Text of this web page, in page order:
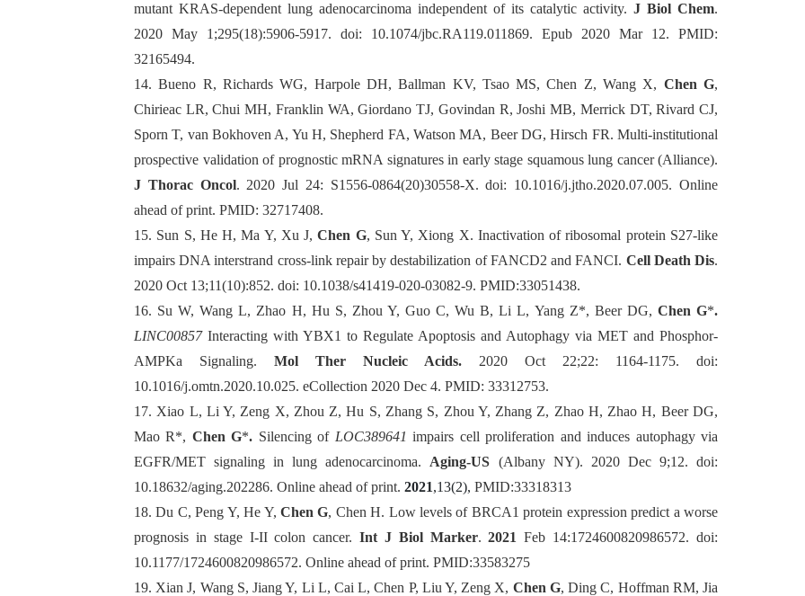
mutant KRAS-dependent lung adenocarcinoma independent of its catalytic activity. J Biol Chem.
2020 May 1;295(18):5906-5917. doi: 10.1074/jbc.RA119.011869. Epub 2020 Mar 12. PMID:
32165494.
14.Bueno R, Richards WG, Harpole DH, Ballman KV, Tsao MS, Chen Z, Wang X, Chen G,
Chirieac LR, Chui MH, Franklin WA, Giordano TJ, Govindan R, Joshi MB, Merrick DT, Rivard CJ,
Sporn T, van Bokhoven A, Yu H, Shepherd FA, Watson MA, Beer DG, Hirsch FR. Multi-institutional
prospective validation of prognostic mRNA signatures in early stage squamous lung cancer (Alliance).
J Thorac Oncol. 2020 Jul 24: S1556-0864(20)30558-X. doi: 10.1016/j.jtho.2020.07.005. Online
ahead of print. PMID: 32717408.
15. Sun S, He H, Ma Y, Xu J, Chen G, Sun Y, Xiong X. Inactivation of ribosomal protein S27-like
impairs DNA interstrand cross-link repair by destabilization of FANCD2 and FANCI. Cell Death Dis.
2020 Oct 13;11(10):852. doi: 10.1038/s41419-020-03082-9. PMID:33051438.
16. Su W, Wang L, Zhao H, Hu S, Zhou Y, Guo C, Wu B, Li L, Yang Z*, Beer DG, Chen G*.
LINC00857Interacting with YBX1 to Regulate Apoptosis and Autophagy via MET and Phosphor-
AMPKa Signaling. Mol Ther Nucleic Acids.
2020 Oct 22;22: 1164-1175. doi:
10.1016/j.omtn.2020.10.025. eCollection 2020 Dec 4. PMID: 33312753.
17. Xiao L, Li Y, Zeng X, Zhou Z, Hu S, Zhang S, Zhou Y, Zhang Z, Zhao H, Zhao H, Beer DG,
Mao R*, Chen G*. Silencing of LOC389641 impairs cell proliferation and induces autophagy via
EGFR/MET signaling in lung adenocarcinoma. Aging-US (Albany NY). 2020 Dec 9;12. doi:
10.18632/aging.202286. Online ahead of print. 2021,13(2), PMID:33318313
18.Du C, Peng Y, He Y, Chen G, Chen H. Low levels of BRCA1 protein expression predict a worse
prognosis in stage I-II colon cancer.Int J Biol Marker.2021 Feb 14:1724600820986572. doi:
10.1177/1724600820986572. Online ahead of print. PMID:33583275
19. Xian J, Wang S, Jiang Y, Li L, Cai L, Chen P, Liu Y, Zeng X, Chen G, Ding C, Hoffman RM, Jia